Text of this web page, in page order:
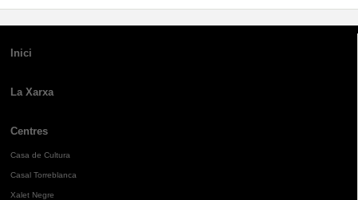
Inici
La Xarxa
Centres
Casa de Cultura
Casal Torreblanca
Xalet Negre